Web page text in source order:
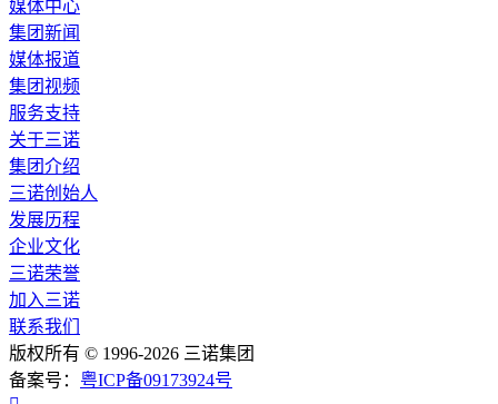
媒体中心
集团新闻
媒体报道
集团视频
服务支持
关于三诺
集团介绍
三诺创始人
发展历程
企业文化
三诺荣誉
加入三诺
联系我们
版权所有 © 1996-2026 三诺集团
备案号： 粤ICP备09173924号